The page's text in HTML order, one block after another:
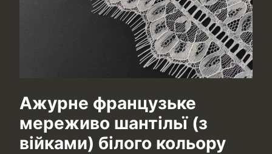
Ажурне французьке
мереживо шантільї (з
війками) білого кольору